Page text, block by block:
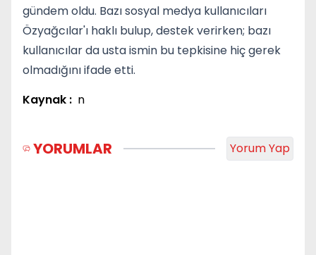
gündem oldu. Bazı sosyal medya kullanıcıları
Özyağcılar'ı haklı bulup, destek verirken; bazı
kullanıcılar da usta ismin bu tepkisine hiç gerek
olmadığını ifade etti.
Kaynak : n
YORUMLAR Yorum Yap